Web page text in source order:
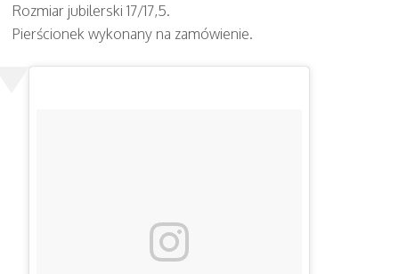
Rozmiar jubilerski 17/17,5.
Pierścionek wykonany na zamówienie.